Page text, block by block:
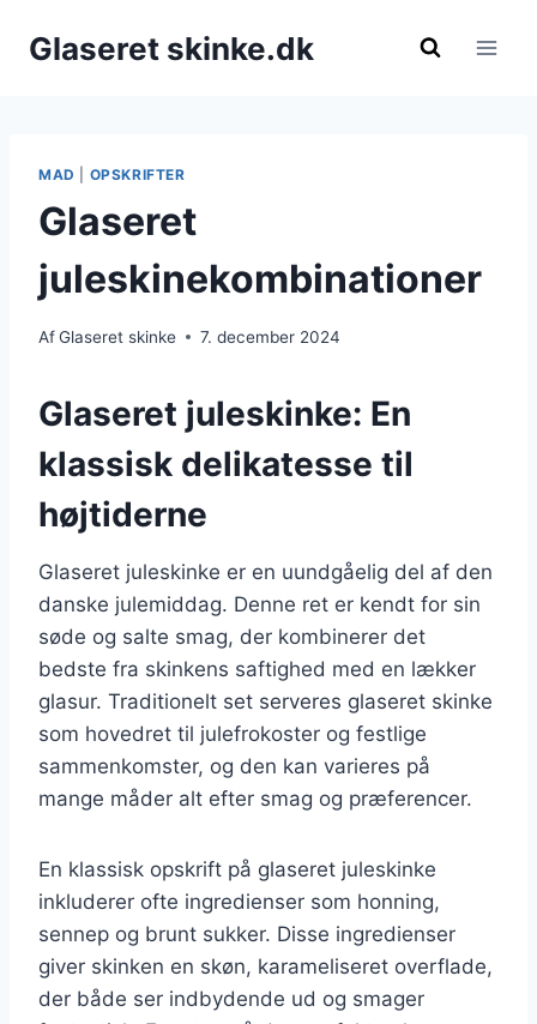
Glaseret skinke.dk
MAD OPSKRIFTER
Glaseret
juleskinekombinationer
AfGlaseret skinke 7. december 2024
Glaseret juleskinke: En
klassisk delikatesse til
højtiderne
Glaseret juleskinke er en uundgåelig del af den
danske julemiddag. Denne ret er kendt for sin
søde og salte smag, der kombinerer det
bedste fra skinkens saftighed med en lækker
glasur. Traditionelt set serveres glaseret skinke
som hovedret til julefrokoster og festlige
sammenkomster, og den kan varieres på
mange måder alt efter smag og præferencer.
En klassisk opskrift på glaseret juleskinke
inkluderer ofte ingredienser som honning,
sennep og brunt sukker. Disse ingredienser
giver skinken en skøn, karameliseret overflade,
der både ser indbydende ud og smager